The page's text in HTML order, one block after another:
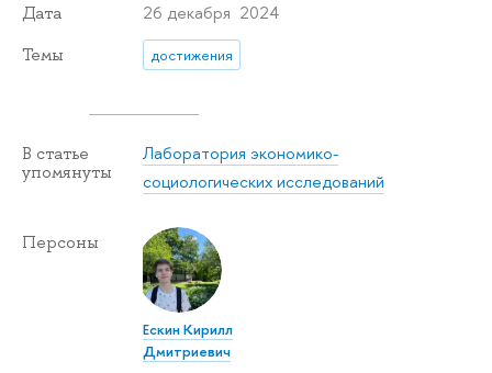
Дата 26 декабря 2024
Темы достижения
В статье
упомянуты
Лаборатория экономико-
социологических исследований
Персоны
Ескин Кирилл
Дмитриевич